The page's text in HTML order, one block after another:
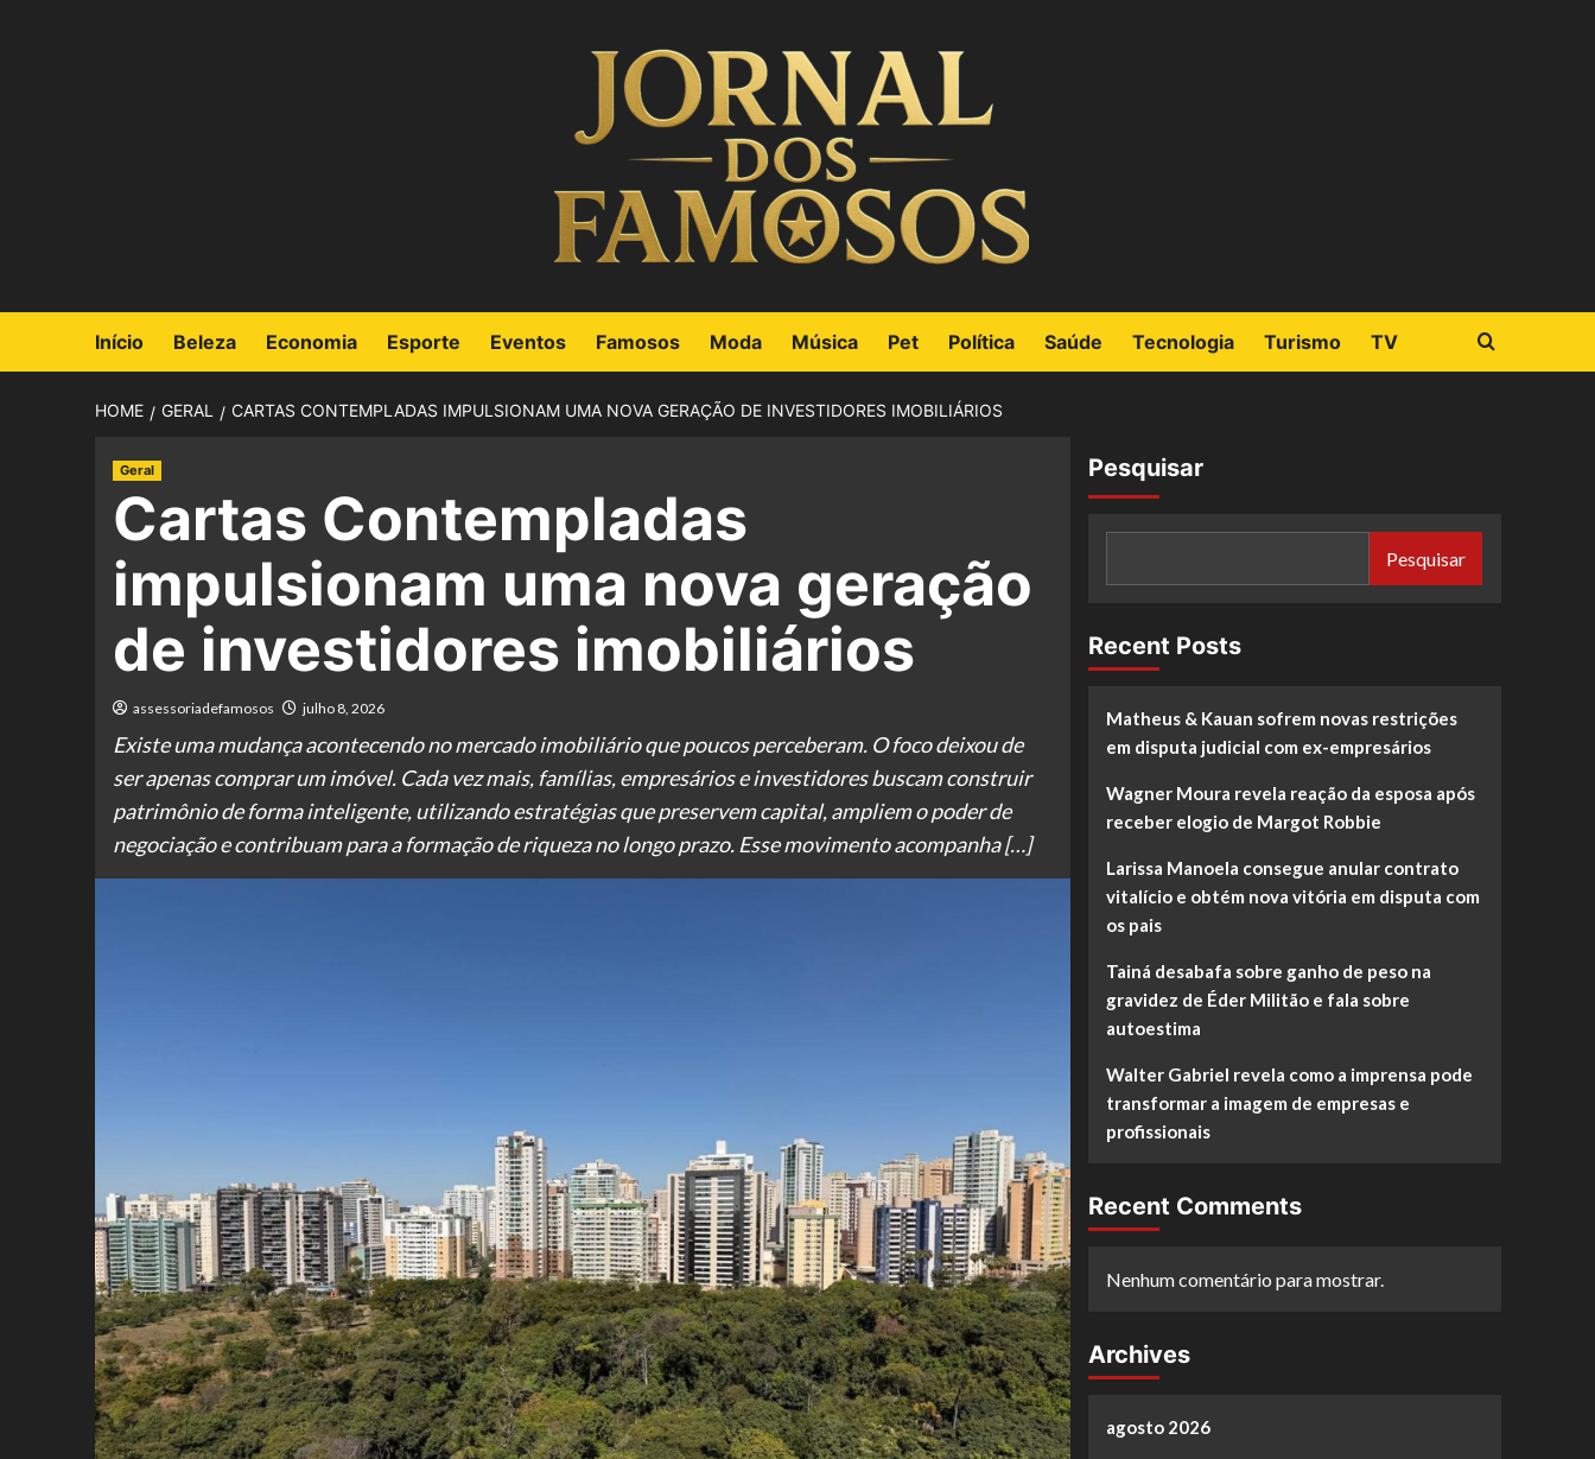
Início Beleza Economia Esporte Eventos Famosos Moda Música Pet Política Saúde Tecnologia Turismo TV
HOME GERAL CARTAS CONTEMPLADAS IMPULSIONAM UMA NOVA GERAÇÃO DE INVESTIDORES IMOBILIÁRIOS
Geral
Cartas Contempladas
impulsionam uma nova geração
de investidores imobiliários
assessoriadefamosos julho 8, 2026
Existe uma mudança acontecendo no mercado imobiliário que poucos perceberam. O foco deixou de
ser apenas comprar um imóvel. Cada vez mais, famílias, empresários e investidores buscam construir
patrimônio de forma inteligente, utilizando estratégias que preservem capital, ampliem o poder de
negociação e contribuam para a formação de riqueza no longo prazo. Esse movimento acompanha […]
Pesquisar
Pesquisar
Recent Posts
Matheus & Kauan sofrem novas restrições
em disputa judicial com ex-empresários
Wagner Moura revela reação da esposa após
receber elogio de Margot Robbie
Larissa Manoela consegue anular contrato
vitalício e obtém nova vitória em disputa com
os pais
Tainá desabafa sobre ganho de peso na
gravidez de Éder Militão e fala sobre
autoestima
Walter Gabriel revela como a imprensa pode
transformar a imagem de empresas e
profissionais
Recent Comments
Nenhum comentário para mostrar.
Archives
agosto 2026